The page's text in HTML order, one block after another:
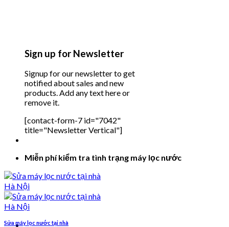
Sign up for Newsletter
Signup for our newsletter to get
notified about sales and new
products. Add any text here or
remove it.
[contact-form-7 id="7042"
title="Newsletter Vertical"]
Miễn phí kiểm tra tình trạng máy lọc nước
Sửa máy lọc nước tại nhà